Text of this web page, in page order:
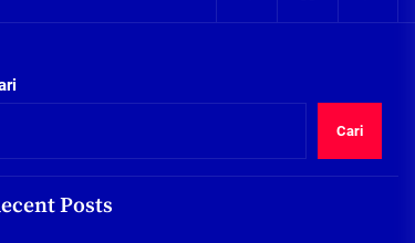
SDN Gilang II Tulangan
Cari
Posts